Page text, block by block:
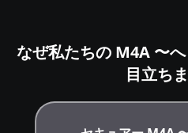
なぜ私たちの M4A 〜
目立ち